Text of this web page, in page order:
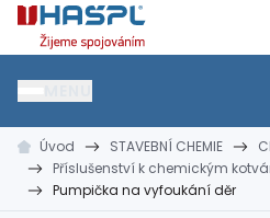
Hašpl
HŘEBÍKY
kramle
SPOJOVACÍ
vruty, šrouby, matice
Úvod STAVEBNÍ CHEMIE
Příslušenství k chemickým
Pumpička na vyfoukání děr